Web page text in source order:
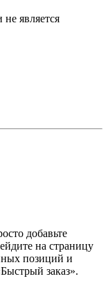
является
добавьте
на страницу
позиций и
заказ».